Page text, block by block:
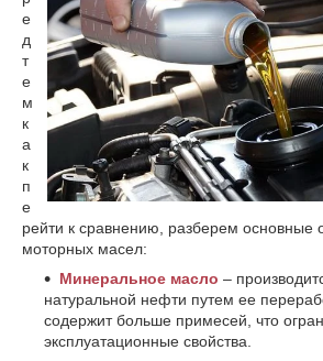
е
д
т
е
м
к
а
к
п
е
рейти к сравнению, разберем основные
моторных масел:
Минеральное масло –
натуральной нефти путем ее
содержит больше примесей, что
эксплуатационные свойства.